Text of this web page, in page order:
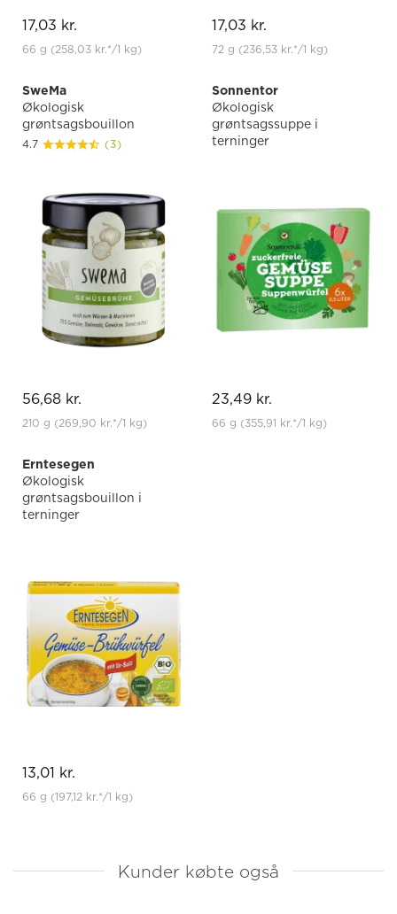
17,03 kr.
66 g (258,03 kr.*/1 kg)
17,03 kr.
72 g (236,53 kr.*/1 kg)
SweMa
Økologisk
grøntsagsbouillon
4.7 (3)
56,68 kr.
210 g (269,90 kr.*/1 kg)
Sonnentor
Økologisk
grøntsagssuppe i
terninger
23,49 kr.
66 g (355,91 kr.*/1 kg)
Erntesegen
Økologisk
grøntsagsbouillon i
terninger
13,01 kr.
66 g (197,12 kr.*/1 kg)
Kunder købte også